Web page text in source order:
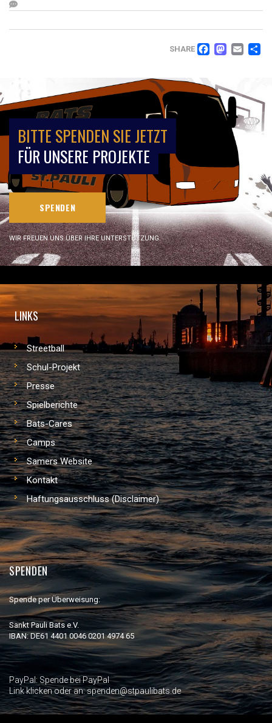
SHARE
BITTE SPENDEN SIE JETZT
FÜR UNSERE PROJEKTE
SPENDEN
WIR FREUEN UNS ÜBER IHRE UNTERSTÜTZUNG.
LINKS
Streetball
Schul-Projekt
Presse
Spielberichte
Bats-Cares
Camps
Samers Website
Kontakt
Haftungsausschluss (Disclaimer)
SPENDEN
Spende per Überweisung:
Sankt Pauli Bats e.V.
IBAN: DE61 4401 0046 0201 4974 65
PayPal: Spende bei PayPal
Link klicken oder an: spenden@stpaulibats.de